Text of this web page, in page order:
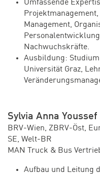
Umfassende
Management,
Nachwuchskräfte.
Ausbildung:
Universität Graz,
Sylvia Anna Youssef
BRV-Wien, ZBRV-Öst,
SE, Welt-BR
MAN Truck & Bus
Aufbau und Leitung